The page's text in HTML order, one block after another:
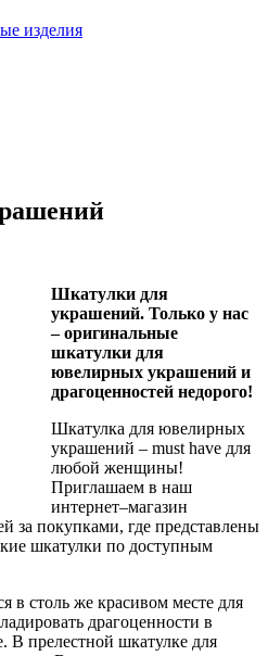
изделия
Шкатулки для
украшений. Только у нас
– оригинальные
шкатулки для
ювелирных украшений и
драгоценностей недорого!
Шкатулка для ювелирных
украшений – must have для
любой женщины!
Приглашаем в наш
интернет–магазин
за покупками, где представлены
шкатулки по доступным
столь же красивом месте для
драгоценности в
В прелестной шкатулке для